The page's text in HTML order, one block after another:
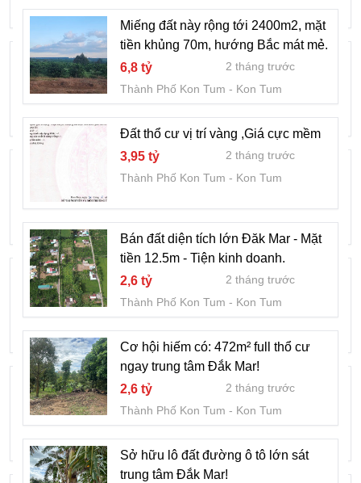
Thành Phố Kon Tum
Kon Tum
Sở hữu lô đất đường ô tô lớn sát trung
tâm Đắk Mar!
2,6 tỷ
Thành Phố Kon Tum
Kon Tum
KHAN HIẾM! 400M² THỔ CƯ MẶT TIỀN
20M ĐĂK MAR
2,8 tỷ
2 tháng trước
Thành Phố Kon Tum
BÁN ĐẤT ĐĂK MAR 400M² - ĐƯỜNG
9M XE TẢI RA VÀO VÔ TƯ
2,8 tỷ
2 tháng trước
Thành Phố Kon Tum
Kon Tum
ĐẤT RỘNG THÊNH THANG - XÂY BIỆT
THỰ MIỆT VƯỜN ĐĂK MAR
2,8 tỷ
2 tháng trước
Thành Phố Kon Tum
Kon Tum
Miếng đất này rộng tới 2400m2, mặt
tiền khủng 70m, hướng Bắc mát mẻ.
6,8 tỷ
2 tháng trước
Thành Phố Kon Tum
Kon Tum
Đất thổ cư vị trí vàng ,Giá cực mềm
3,95 tỷ
2 tháng trước
Thành Phố Kon Tum
Kon Tum
Bán đất diện tích lớn Đăk Mar - Mặt
tiền 12.5m - Tiện kinh doanh.
2,6 tỷ
2 tháng trước
Thành Phố Kon Tum
Kon Tum
Cơ hội hiếm có: 472m² full thổ cư
ngay trung tâm Đắk Mar!
2,6 tỷ
2 tháng trước
Thành Phố Kon Tum
Kon Tum
Sở hữu lô đất đường ô tô lớn sát
trung tâm Đắk Mar!